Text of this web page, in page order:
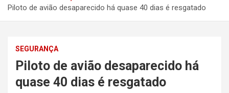
Piloto de avião desaparecido há quase 40 dias é resgatado
SEGURANÇA
Piloto de avião desaparecido há
quase 40 dias é resgatado